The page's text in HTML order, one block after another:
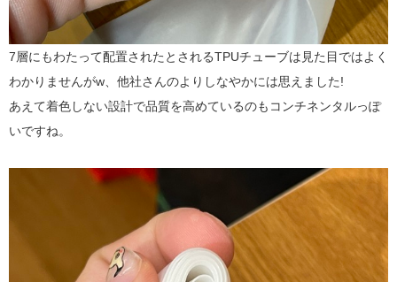
7層にもわたって配置されたとされるTPUチューブは見た目ではよく
わかりませんがw、他社さんのよりしなやかには思えました!
あえて着色しない設計で品質を高めているのもコンチネンタルっぽ
いですね。